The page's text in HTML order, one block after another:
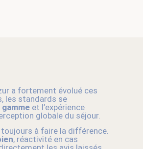
a fortement évolué ces
les standards se
et l’expérience
globale du séjour.
toujours à faire la différence.
, réactivité en cas